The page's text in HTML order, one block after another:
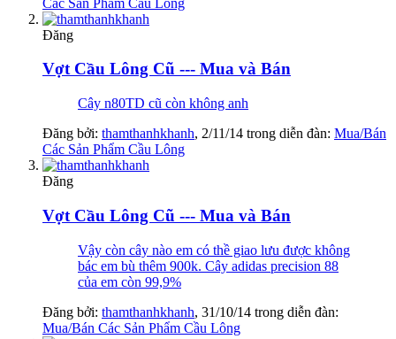
Đăng
Vợt Cầu Lông Cũ --- Mua và Bán
Cây n80TD cũ còn không anh
Đăng bởi: thamthanhkhanh, 2/11/14 trong diễn đàn: Mua/Bán
Các Sản Phẩm Cầu Lông
Đăng
Vợt Cầu Lông Cũ --- Mua và Bán
Vậy còn cây nào em có thề giao lưu được không
bác em bù thêm 900k. Cây adidas precision 88
của em còn 99,9%
Đăng bởi: thamthanhkhanh, 31/10/14 trong diễn đàn:
Mua/Bán Các Sản Phẩm Cầu Lông